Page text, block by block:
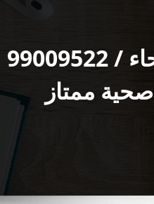
سباك صحي الفيحاء / 99009522
ممتاز